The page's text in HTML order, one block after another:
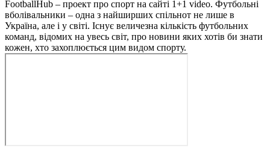
FootballHub – проект про спорт на сайті 1+1 video. Футбольні
вболівальники – одна з найширших спільнот не лише в
Україна, але і у світі. Існує величезна кількість футбольних
команд, відомих на увесь світ, про новини яких хотів би знати
кожен, хто захоплюється цим видом спорту.